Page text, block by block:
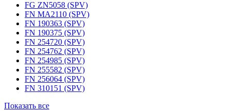
FG ZN5058 (SPV)
FN MA2110 (SPV)
FN 190363 (SPV)
FN 190375 (SPV)
FN 254720 (SPV)
FN 254762 (SPV)
FN 254985 (SPV)
FN 255582 (SPV)
FN 256064 (SPV)
FN 310151 (SPV)
Показать все